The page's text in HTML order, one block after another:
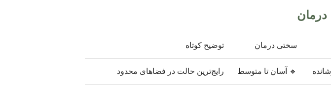
سختی درمان توضیح کوتاه
🔹 آسان تا متوسط رایج‌ترین حالت در فضاهای محدود